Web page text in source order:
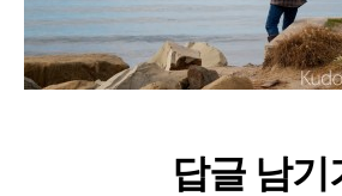
답글 남기